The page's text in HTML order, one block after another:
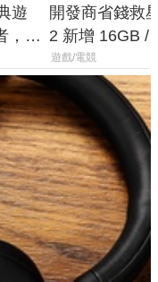
遊
，不
開發商省錢救
2 新增 16GB /
選擇
遊戲/電競